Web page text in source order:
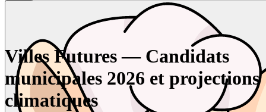
Villes Futures — Candidats
municipales 2026 et projections
climatiques